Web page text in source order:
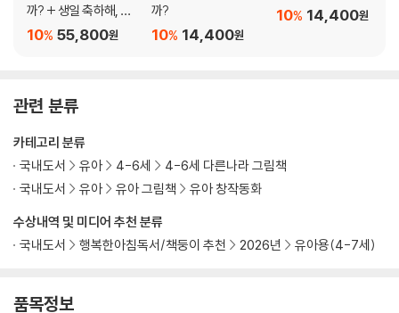
까? + 생일 축하해, 생
쥐야! + 기저귀 좀 보여
55,800원
10%
까?
14,400원
10%
14,400원
10%
관련 분류
수상내역 및 미디어 추천 분류
국내도서
행복한아침독서/책둥이 추천 2026년 유아용(4-7세)
카테고리 분류
국내도서
유아 4-6세
4-6세 다른나라 그림책
국내도서
유아 유아 그림책 유아 창작동화
품목정보